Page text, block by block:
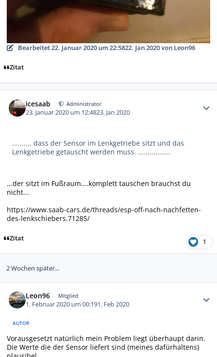
Bearbeitet22. Januar 2020 um 22:5822. Jan 2020von Leon96
Zitat
icesaab Administrator
23. Januar 2020 um 12:4823. Jan 2020
.......... dass der Sensor im Lenkgetriebe sitzt und das
Lenkgetriebe getauscht werden muss. .................
...der sitzt im Fußraum....komplett tauschen brauchst du
nicht...
https://www.saab-cars.de/threads/esp-off-nach-nachfetten-
des-lenkschiebers.71285/
Zitat 1
2 Wochen später...
Leon96 Mitglied
1. Februar 2020 um 00:191. Feb 2020
AUTOR
Vorausgesetzt natürlich mein Problem liegt überhaupt darin.
Die Werte die der Sensor liefert sind (meines dafürhaltens)